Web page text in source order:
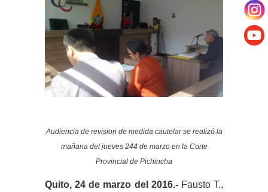
Audiencia de revision de medida cautelar se realizó la
mañana del jueves 244 de marzo en la Corte
Provincial de Pichincha
Quito, 24 de marzo del 2016.-Fausto T.,